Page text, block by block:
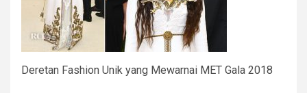
Deretan Fashion Unik yang Mewarnai MET Gala 2018